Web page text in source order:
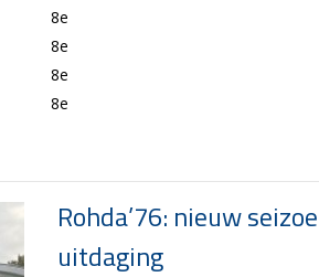
8e
8e
8e
8e
Rohda’76: nieuw
uitdaging